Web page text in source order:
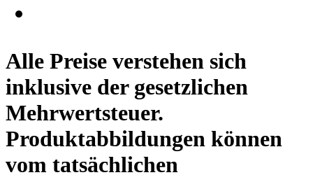
Alle Preise verstehen sich
inklusive der gesetzlichen
Mehrwertsteuer.
Produktabbildungen können
vom tatsächlichen